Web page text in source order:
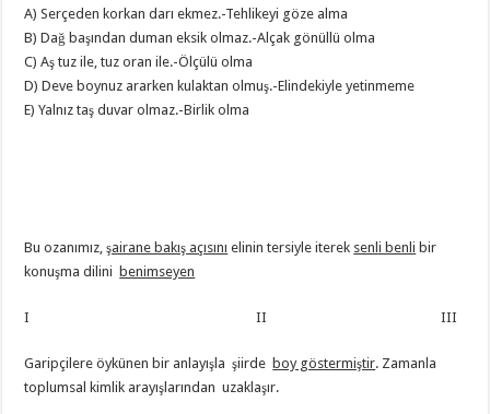
A) Serçeden korkan darı ekmez.-Tehlikeyi göze alma
B) Dağ başından duman eksik olmaz.-Alçak gönüllü olma
C) Aş tuz ile, tuz oran ile.-Ölçülü olma
D) Deve boynuz ararken kulaktan olmuş.-Elindekiyle yetinmeme
E) Yalnız taş duvar olmaz.-Birlik olma
Bu ozanımız,şairane bakış açısını elinin tersiyle iterek senli benli bir
konuşma dilini benimseyen
I II III
Garipçilere öykünen bir anlayışla şiirde boy göstermiştir. Zamanla
toplumsal kimlik arayışlarından uzaklaşır.